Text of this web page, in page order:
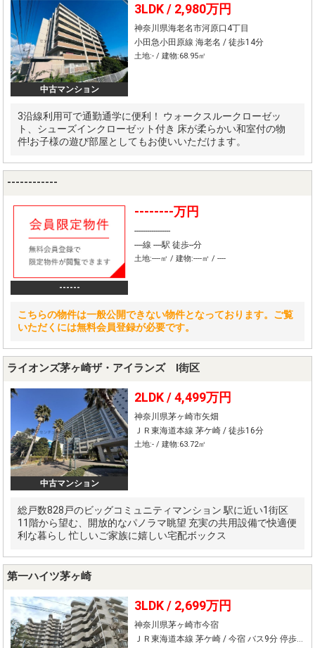
中古マンション
3LDK / 2,980万円
神奈川県海老名市河原口4丁目
小田急小田原線 海老名 / 徒歩14分
土地:- / 建物:68.95㎡
3沿線利用可で通勤通学に便利！ ウォークスルークローゼッ
ト、シューズインクローゼット付き 床が柔らかい和室付の物
件!お子様の遊び部屋としてもお使いいただけます。
------------
------
--------万円
-----------------
----線 ----駅 徒歩--分
土地:----㎡ / 建物:----㎡ / ----
こちらの物件は一般公開できない物件となっております。ご覧
いただくには無料会員登録が必要です。
ライオンズ茅ヶ崎ザ・アイランズ I街区
中古マンション
2LDK /4,499万円
神奈川県茅ヶ崎市矢畑
ＪＲ東海道本線 茅ケ崎 / 徒歩16分
土地:- / 建物:63.72㎡
総戸数828戸のビッグコミュニティマンション 駅に近い1街区
11階から望む、開放的なパノラマ眺望 充実の共用設備で快適便
利な暮らし 忙しいご家族に嬉しい宅配ボックス
第一ハイツ茅ヶ崎
3LDK / 2,699万円
神奈川県茅ヶ崎市今宿
ＪＲ東海道本線 茅ケ崎 / 今宿 バス9分 停歩5分